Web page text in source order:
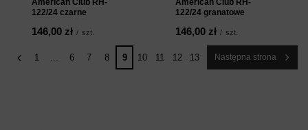
American Club RH-
122/24 czarne
146,00 zł / szt.
American Club RH-
122/24 granatowe
146,00 zł / szt.
1 6 7 8 9 10 11 12 13 Następna strona